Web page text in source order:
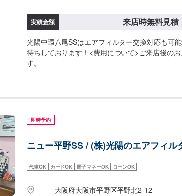
実績金額 来店時無料見積
光陽中環八尾SSはエアフィルター交換対応も可
待ちしております！<費用について>ご来店後の
す。
即時予約
ニュー平野SS / (株)光陽のエアフィル
代車OK カードOK 電子マネーOK ローンOK
大阪府大阪市平野区平野北2-12